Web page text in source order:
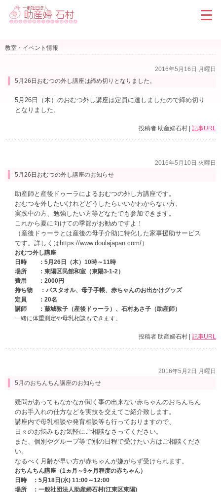
教室・イベント情報
2016年5月16日 月曜日
5月26日おむつの外し講座は締め切りとなりました。
5月26日（木）のおむつ外し講座は定員に達しましたので締め切り
となりました。
投稿者 助産婦石村 | 記事URL
2016年5月10日 火曜日
5月26日おむつの外し講座のお知らせ
助産師と産後ドゥーラによるおむつの外し方講座です。
おむつを外したいけれどどうしたらいいかわからない方、
実践中の方、勉強したい方等どなたでも参加できます。
これから夏に向けての季節がお勧めですよ！
（産後ドゥーラとは産後の母子介助に特化した家事援助サービス
です。詳しくはhttps://www.doulajapan.com/）
おむつ外し講座
日時 ：5月26日（木）10時～11時
場所 ：東陽区民館和室（東陽3-1-2）
費用 ：2000円
持ち物 ：バスタオル、母子手帳、赤ちゃんのお出かけグッズ
定員 ：20名
講師 ：藤城敦子（産後ドゥーラ）、石村あさ子（助産師）
一緒に体重測定や母乳相談もできます。
投稿者 助産婦石村 | 記事URL
2016年5月2日 月曜日
5月のおちんちん講座のお知らせ
疑問があってもなかなか聞く事の出来ない赤ちゃんのおちんちん
のお手入れの仕方などを実技を交えてご紹介致します。
講座内で母乳相談や発育相談等も行っておりますので、
日々のお悩みもお気軽にご相談なさってください。
また、個別やグループ等で別の日程で受けたい方はご相談くださ
い。
なるべく月齢が早い方が赤ちゃんが嫌がらず受けられます。
おちんちん講座（1ヵ月～9ヶ月程度の赤ちゃん）
日時 ：5月18日(水) 11:00～12:00
場所 ：一般社団法人助産婦石村(江東区東陽)